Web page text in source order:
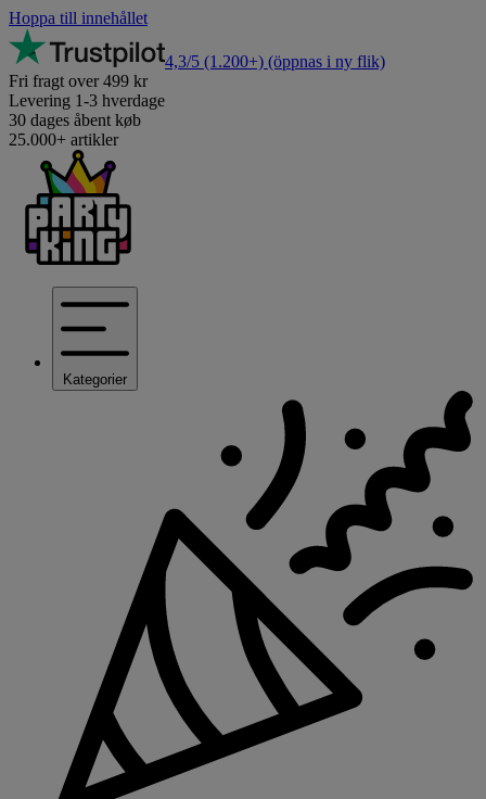
Hoppa till innehållet
4,3/5 (1.200+) (öppnas i ny flik)
Fri fragt over 499 kr
Levering 1-3 hverdage
30 dages åbent køb
25.000+ artikler
Kategorier